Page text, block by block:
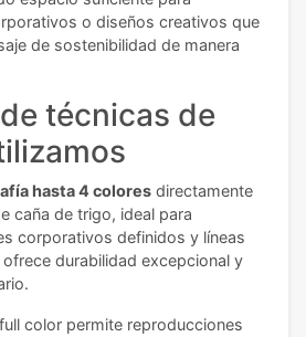
o diseños creativos que
de sostenibilidad de manera
técnicas de
hasta 4 colores directamente
caña de trigo, ideal para
corporativos definidos y líneas
durabilidad excepcional y
color permite reproducciones